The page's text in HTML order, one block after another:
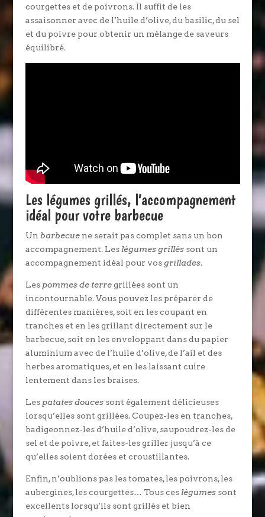
courgettes et de poivrons. Il suffit de les
assaisonner avec de l’huile d’olive, du basilic, du sel
et du poivre pour obtenir un mélange de saveurs
équilibré.
Les légumes grillés, l’accompagnement
idéal pour votre barbecue
Un barbecuene serait pas complet sans un bon
accompagnement. Leslégumes grilléssont un
accompagnement idéal pour vosgrillades.
Les pommes de terregrillées sont un
incontournable. Vous pouvez les préparer de
différentes manières, soit en les coupant en
tranches et en les grillant directement sur le
barbecue, soit en les enveloppant dans du papier
aluminium avec de l’huile d’olive, de l’ail et des
herbes aromatiques, et en les laissant cuire
lentement dans les braises.
Les patates doucessont également délicieuses
lorsqu’elles sont grillées. Coupez-les en tranches,
badigeonnez-les d’huile d’olive, saupoudrez-les de
sel et de poivre, et faites-les griller jusqu’à ce
qu’elles soient dorées et croustillantes.
Enfin, n’oublions pas les tomates, les poivrons, les
aubergines, les courgettes… Tous ceslégumessont
excellents lorsqu’ils sont grillés et bien